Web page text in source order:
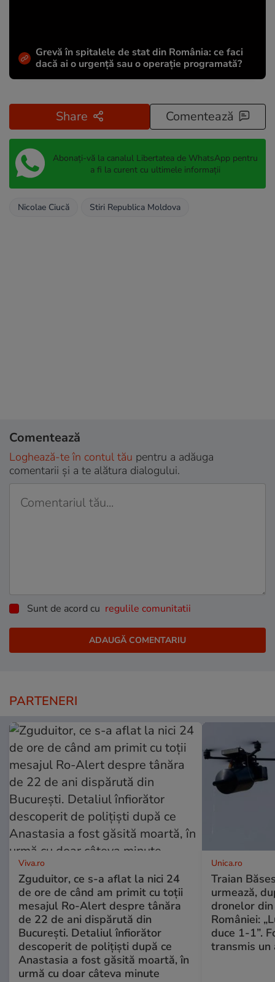
Grevă în spitalele de stat din România: ce faci
dacă ai o urgență sau o operație programată?
Share Comentează
Abonați-vă la canalul Libertatea de WhatsApp pentru
a fi la curent cu ultimele informații
Nicolae Ciucă Stiri Republica Moldova
Comentează
Loghează-te în contul tău pentru a adăuga
comentarii și a te alătura dialogului.
Sunt de acord cu regulile comunitatii
PARTENERI
Viva.ro
Zguduitor, ce s-a aflat la nici 24
de ore de când am primit cu toții
mesajul Ro-Alert despre tânăra
de 22 de ani dispărută din
București. Detaliul înfiorător
descoperit de polițiști după ce
Anastasia a fost găsită moartă, în
urmă cu doar câteva minute
Unica.ro
Traian
urmează,
dronelor
României:
duce 1-1”.
transmis un